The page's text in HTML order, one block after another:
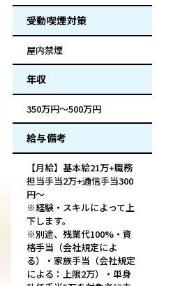
受動喫煙対策
屋内禁煙
年収
350万円～500万円
給与備考
【月給】基本給21万+職務
担当手当2万+通信手当300
円～
※経験・スキルによって上
下します。
※別途、残業代100%・資
格手当（会社規定によ
る）・家族手当（会社規定
による：上限2万）・単身